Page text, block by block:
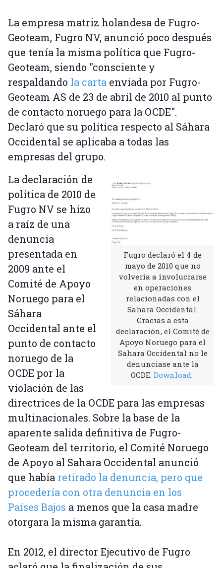
La empresa matriz holandesa de Fugro-
Geoteam, Fugro NV, anunció poco después
que tenía la misma política que Fugro-
Geoteam, siendo "consciente y
respaldando la carta enviada por Fugro-
Geoteam AS de 23 de abril de 2010 al punto
de contacto noruego para la OCDE".
Declaró que su política respecto al Sáhara
Occidental se aplicaba a todas las
empresas del grupo.
Fugro declaró el 4 de
mayo de 2010 que no
volvería a involucrarse
en operaciones
relacionadas con el
Sahara Occidental.
Gracias a esta
declaración, el Comité de
Apoyo Noruego para el
Sahara Occidental no le
denunciase ante la
OCDE. Download.
La declaración de
política de 2010 de
Fugro NV se hizo
a raíz de una
denuncia
presentada en
2009 ante el
Comité de Apoyo
Noruego para el
Sáhara
Occidental ante el
punto de contacto
noruego de la
OCDE por la
violación de las
directrices de la OCDE para las empresas
multinacionales. Sobre la base de la
aparente salida definitiva de Fugro-
Geoteam del territorio, el Comité Noruego
de Apoyo al Sahara Occidental anunció
que había retirado la denuncia, pero que
procedería con otra denuncia en los
Países Bajos a menos que la casa madre
otorgara la misma garantía.
En 2012, el director Ejecutivo de Fugro